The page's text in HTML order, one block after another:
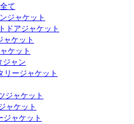
て
ジャケット
ドアジャケット
ャケット
ケット
ジャン
リージャケット
ジャケット
ャケット
ジャケット